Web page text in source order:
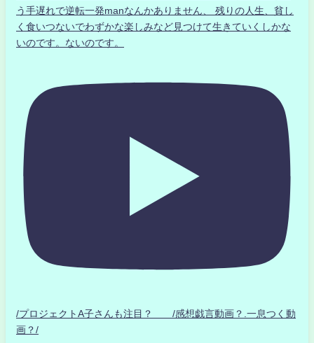
う手遅れで逆転一発manなんかありません、 残りの人生、貧し
く食いつないでわずかな楽しみなど見つけて生きていくしかな
いのです。ないのです。
/プロジェクトA子さんも注目？ /感想戯言動画？.一息つく動
画？/